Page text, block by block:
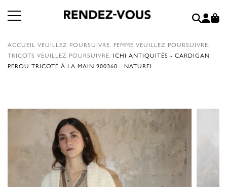
ACCUEIL VEUILLEZ POURSUIVRE. FEMME VEUILLEZ POURSUIVRE.
TRICOTS VEUILLEZ POURSUIVRE. ICHI ANTIQUITÉS - CARDIGAN
PEROU TRICOTÉ À LA MAIN 900360 - NATUREL